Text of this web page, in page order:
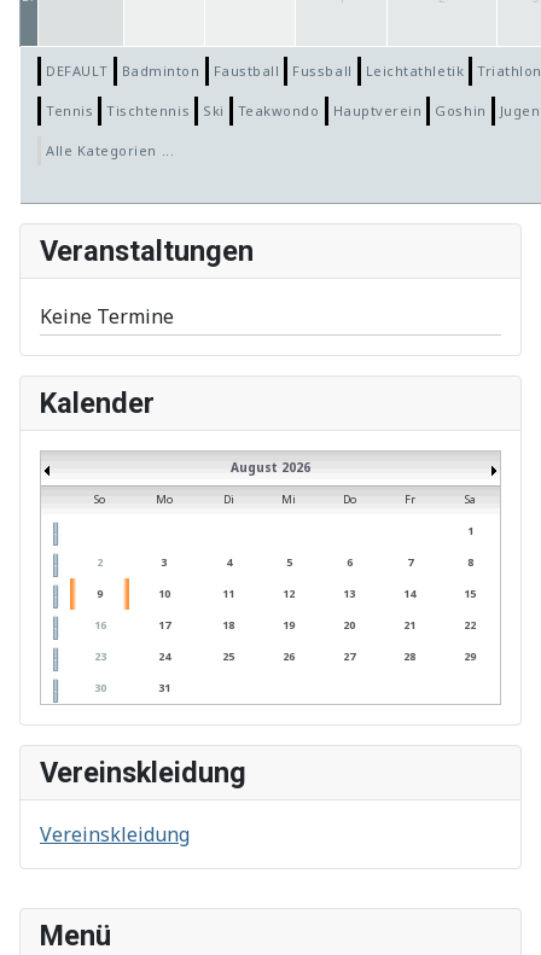
Menü
DEFAULT Badminton Faustball Fussball Leichtathletik Triathlon
Tennis Tischtennis Ski Teakwondo Hauptverein Goshin
Alle Kategorien ...
Veranstaltungen
Keine Termine
Kalender
August 2026
So Mo Di Mi Do Fr
Sa
1
2
3 4 5 6 7
8
9
10 11 12 13 14
15
16
17 18 19 20 21
22
23
24 25 26 27 28
29
30
31
Vereinskleidung
Vereinskleidung